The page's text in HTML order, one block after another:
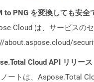
to PNG を変換しても安全
Cloud は、サービスの
about.aspose.cloud/
Cloud API リリー
ートは、Aspose.Total